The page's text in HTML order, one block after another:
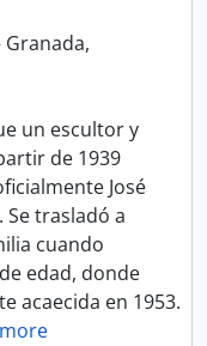
Granada,
un escultor y
de 1939
José
Se trasladó a
cuando
edad, donde
acaecida en 1953.